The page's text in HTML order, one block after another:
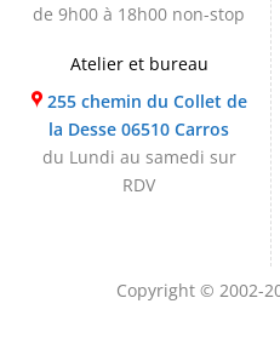
de 9h00 à 18h00 non-stop
Atelier et bureau
255 chemin du Collet de
la Desse 06510 Carros
du Lundi au samedi sur
RDV
Copyright © 2002-